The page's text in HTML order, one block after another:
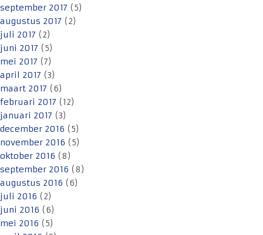
september 2017 (5)
augustus 2017 (2)
juli 2017 (2)
juni 2017 (5)
mei 2017 (7)
april 2017 (3)
maart 2017 (6)
februari 2017 (12)
januari 2017 (3)
december 2016 (5)
november 2016 (5)
oktober 2016 (8)
september 2016 (8)
augustus 2016 (6)
juli 2016 (2)
juni 2016 (6)
mei 2016 (5)